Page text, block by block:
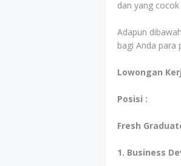
dan yang
Adapun
bagi Anda para
Lowongan
Posisi :
Fresh
1. Business